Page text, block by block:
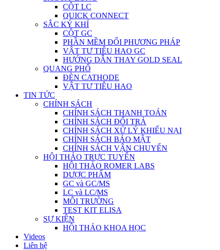
CỘT LC
QUICK CONNECT
SẮC KÝ KHÍ
CỘT GC
PHẦN MỀM ĐỔI PHƯƠNG PHÁP
VẬT TƯ TIÊU HAO GC
HƯỚNG DẪN THAY GOLD SEAL
QUANG PHỔ
ĐÈN CATHODE
VẬT TƯ TIÊU HAO
TIN TỨC
CHÍNH SÁCH
CHÍNH SÁCH THANH TOÁN
CHÍNH SÁCH ĐỔI TRẢ
CHÍNH SÁCH XỬ LÝ KHIẾU NẠI
CHÍNH SÁCH BẢO MẬT
CHÍNH SÁCH VẬN CHUYỂN
HỘI THẢO TRỰC TUYẾN
HỘI THẢO ROMER LABS
DƯỢC PHẨM
GC và GC/MS
LC và LC/MS
MÔI TRƯỜNG
TEST KIT ELISA
SỰ KIỆN
HỘI THẢO KHOA HỌC
Videos
Liên hệ